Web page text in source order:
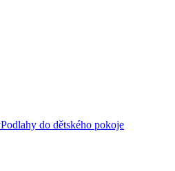
Podlahy do dětského pokoje